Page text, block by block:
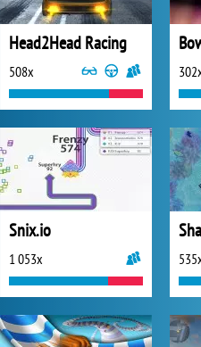
Head2Head Racing
508x
Snix.io
1 053x